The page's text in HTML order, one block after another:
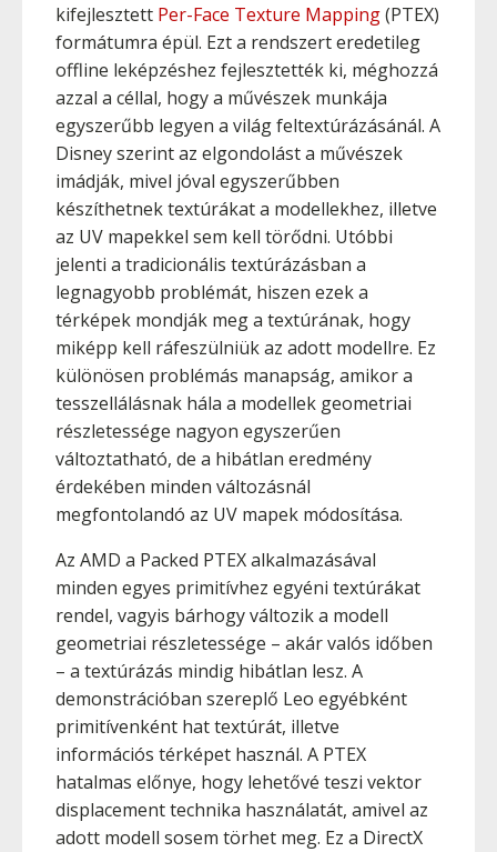
kifejlesztett Per-Face Texture Mapping(PTEX)
formátumra épül. Ezt a rendszert eredetileg
offline leképzéshez fejlesztették ki, méghozzá
azzal a céllal, hogy a művészek munkája
egyszerűbb legyen a világ feltextúrázásánál. A
Disney szerint az elgondolást a művészek
imádják, mivel jóval egyszerűbben
készíthetnek textúrákat a modellekhez, illetve
az UV mapekkel sem kell törődni. Utóbbi
jelenti a tradicionális textúrázásban a
legnagyobb problémát, hiszen ezek a
térképek mondják meg a textúrának, hogy
miképp kell ráfeszülniük az adott modellre. Ez
különösen problémás manapság, amikor a
tesszellálásnak hála a modellek geometriai
részletessége nagyon egyszerűen
változtatható, de a hibátlan eredmény
érdekében minden változásnál
megfontolandó az UV mapek módosítása.
Az AMD a Packed PTEX alkalmazásával
minden egyes primitívhez egyéni textúrákat
rendel, vagyis bárhogy változik a modell
geometriai részletessége – akár valós időben
– a textúrázás mindig hibátlan lesz. A
demonstrációban szereplő Leo egyébként
primitívenként hat textúrát, illetve
információs térképet használ. A PTEX
hatalmas előnye, hogy lehetővé teszi vektor
displacement technika használatát, amivel az
adott modell sosem törhet meg. Ez a DirectX